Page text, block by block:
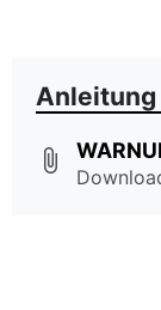
Anleitung
attach_file